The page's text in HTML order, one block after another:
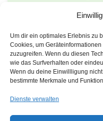
Um dir ein optimales Erlebnis zu
Cookies, um
zuzugreifen. Wenn du diesen
wie das Surfverhalten oder
Wenn du deine Einwillligung
bestimmte Merkmale und
Dienste verwalten